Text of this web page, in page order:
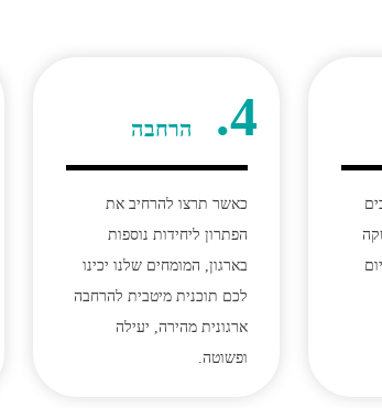
4. הרחבה
כאשר תרצו להרחיב את
הפתרון ליחידות נוספות
בארגון, המומחים שלנו יכינו
לכם תוכנית מיטבית להרחבה
ארגונית מהירה, יעילה
ופשוטה.